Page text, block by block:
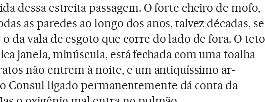
dessa estreita passagem. O forte cheiro de mofo,
as paredes ao longo dos anos, talvez décadas, se
da vala de esgoto que corre do lado de fora. O teto
janela, minúscula, está fechada com uma toalha
não entrem à noite, e um antiquíssimo ar-
Consul ligado permanentemente dá conta da